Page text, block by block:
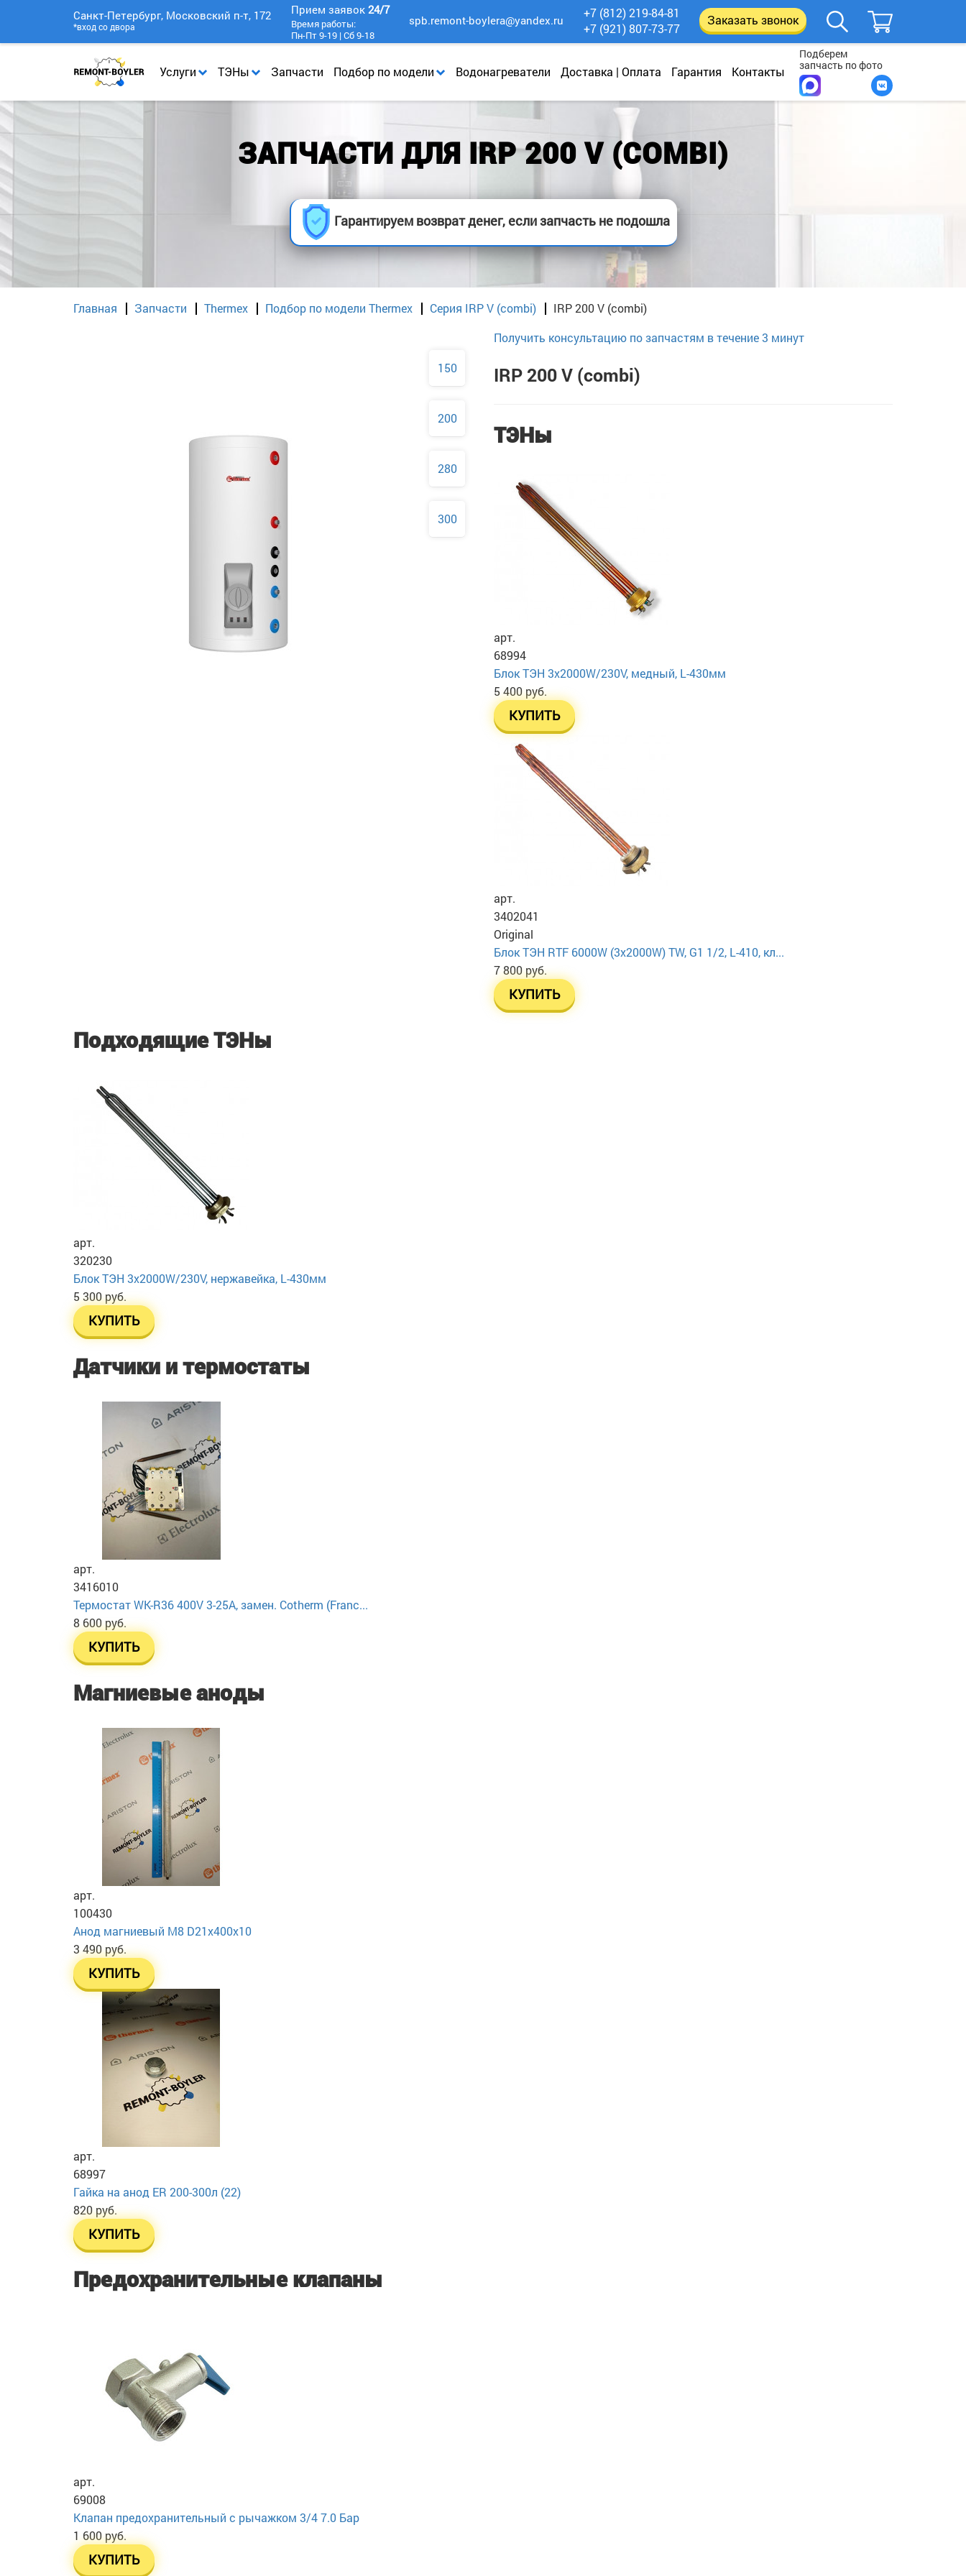
Услуги ТЭНы Запчасти Подбор по модели Водонагреватели Доставка | Оплата Гарантия Контакты
Подберем
запчасть по фото
Санкт-Петербург, Московский п-т, 172
*вход со двора
Прием заявок 24/7
Время работы:
Пн-Пт 9-19 | Сб 9-18
spb.remont-boylera@yandex.ru
+7 (812) 219-84-81
+7 (921) 807-73-77
Заказать звонок
ЗАПЧАСТИ ДЛЯ IRP 200 V (COMBI)
Гарантируем возврат денег, если запчасть не подошла
Главная Запчасти Thermex Подбор по модели Thermex Серия IRP V (combi) IRP 200 V (combi)
150
200
280
300
Получить консультацию по запчастям в течение 3 минут
IRP 200 V (combi)
ТЭНы
арт.
68994
Блок ТЭН 3х2000W/230V, медный, L-430мм
5 400 руб.
КУПИТЬ
арт.
3402041
Original
Блок ТЭН RTF 6000W (3x2000W) TW, G1 1/2, L-410, кл...
7 800 руб.
КУПИТЬ
Подходящие ТЭНы
арт.
320230
Блок ТЭН 3х2000W/230V, нержавейка, L-430мм
5 300 руб.
КУПИТЬ
Датчики и термостаты
арт.
3416010
Термостат WK-R36 400V 3-25A, замен. Cotherm (Franc...
8 600 руб.
КУПИТЬ
Магниевые аноды
арт.
100430
Анод магниевый М8 D21х400х10
3 490 руб.
КУПИТЬ
арт.
68997
Гайка на анод ER 200-300л (22)
820 руб.
КУПИТЬ
Предохранительные клапаны
арт.
69008
Клапан предохранительный с рычажком 3/4 7.0 Бар
1 600 руб.
КУПИТЬ